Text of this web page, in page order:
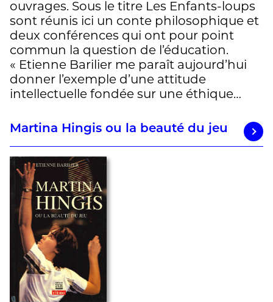
ouvrages. Sous le titre Les Enfants-loups
sont réunis ici un conte philosophique et
deux conférences qui ont pour point
commun la question de l’éducation.
« Etienne Barilier me paraît aujourd’hui
donner l’exemple d’une attitude
intellectuelle fondée sur une éthique…
Martina Hingis ou la beauté du jeu